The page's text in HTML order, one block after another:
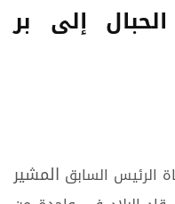
إلى بر
الرئيس السابق المشير